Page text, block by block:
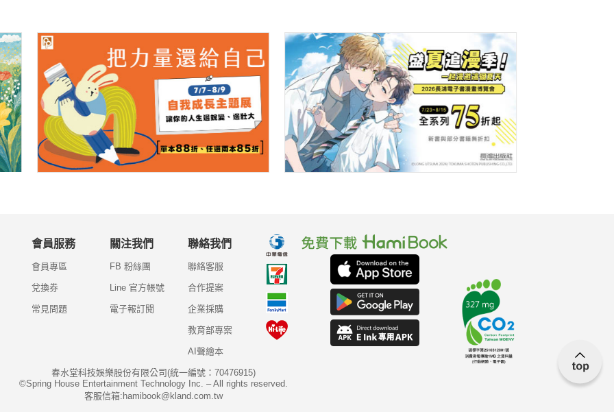
會員服務
會員專區
兌換券
常見問題
關注我們
FB 粉絲團
Line 官方帳號
電子報訂閱
聯絡我們
聯絡客服
合作提案
企業採購
教育部專案
AI聲繪本
春水堂科技娛樂股份有限公司(統一編號：70476915)
©Spring House Entertainment Technology Inc. – All rights reserved.
客服信箱:hamibook@kland.com.tw